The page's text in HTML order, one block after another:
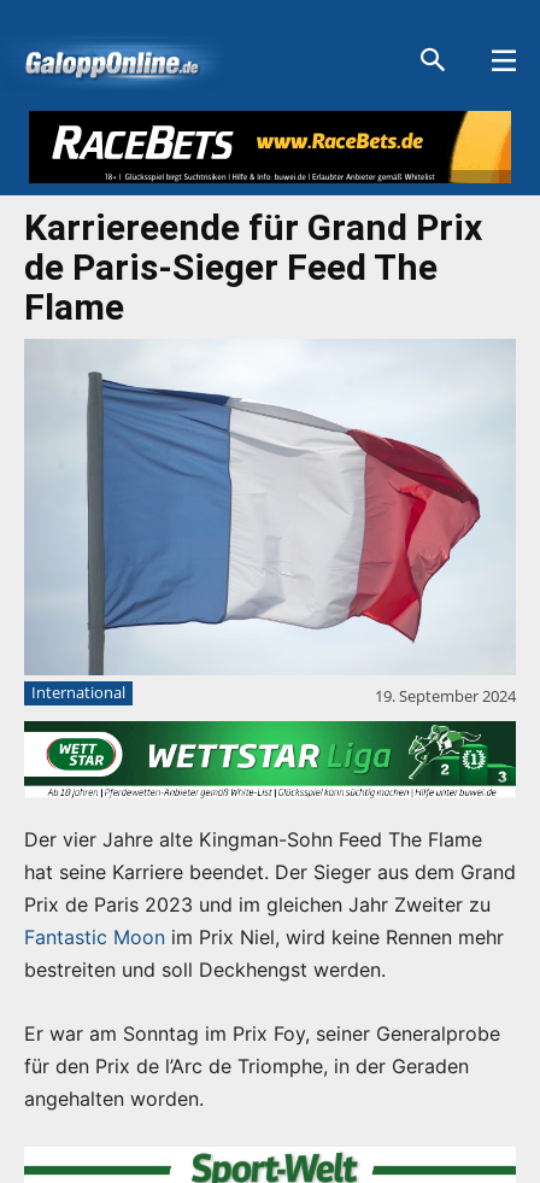
Karriereende für Grand Prix
de Paris-Sieger Feed The
Flame
International 19. September 2024
Der vier Jahre alte Kingman-Sohn Feed The Flame
hat seine Karriere beendet. Der Sieger aus dem Grand
Prix de Paris 2023 und im gleichen Jahr Zweiter zu
Fantastic Moon im Prix Niel, wird keine Rennen mehr
bestreiten und soll Deckhengst werden.
Er war am Sonntag im Prix Foy, seiner Generalprobe
für den Prix de l’Arc de Triomphe, in der Geraden
angehalten worden.